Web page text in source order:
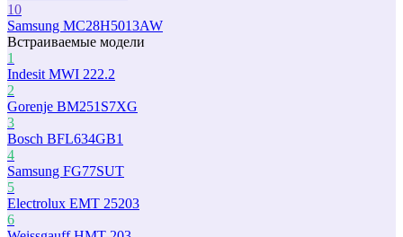
10
Samsung MC28H5013AW
Встраиваемые модели
1
Indesit MWI 222.2
2
Gorenje BM251S7XG
3
Bosch BFL634GB1
4
Samsung FG77SUT
5
Electrolux EMT 25203
6